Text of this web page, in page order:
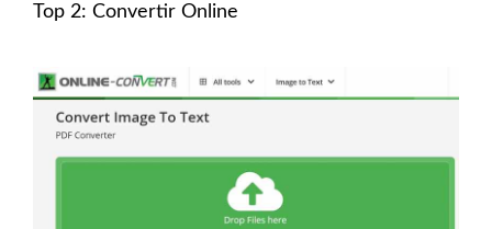
Top 2: Convertir Online